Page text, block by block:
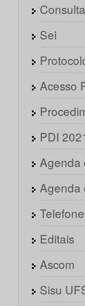
Sei
Acesso
PDI
Agenda
Agenda
Editais
Ascom
Sisu